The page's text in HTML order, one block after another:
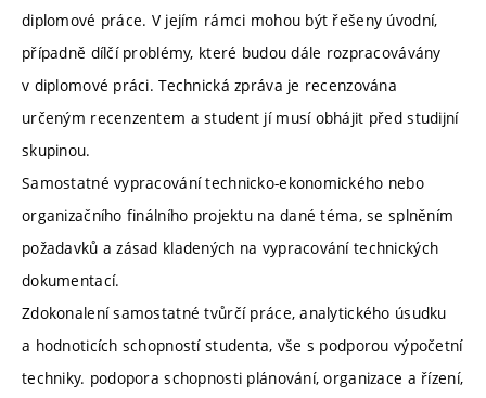
diplomové práce. V jejím rámci mohou být řešeny úvodní,
případně dílčí problémy, které budou dále rozpracovávány
v diplomové práci. Technická zpráva je recenzována
určeným recenzentem a student jí musí obhájit před studijní
skupinou.
Samostatné vypracování technicko-ekonomického nebo
organizačního finálního projektu na dané téma, se splněním
požadavků a zásad kladených na vypracování technických
dokumentací.
Zdokonalení samostatné tvůrčí práce, analytického úsudku
a hodnoticích schopností studenta, vše s podporou výpočetní
techniky. podopora schopnosti plánování, organizace a řízení,